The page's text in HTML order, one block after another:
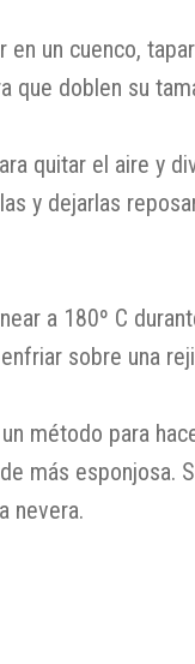
en un cuenco,
que doblen su
quitar el aire y
y dejarlas
a 180º C
sobre una
método para
más esponjosa.
nevera.